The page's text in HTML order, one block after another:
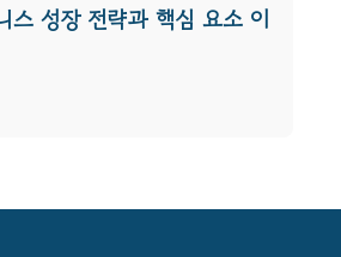
스 성장 전략과 핵심 요소 이